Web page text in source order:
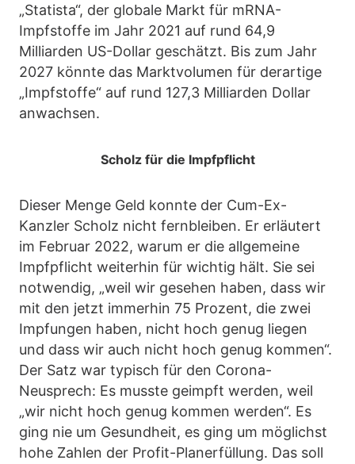
„Statista“, der globale Markt für mRNA-
Impfstoffe im Jahr 2021 auf rund 64,9
Milliarden US-Dollar geschätzt. Bis zum Jahr
2027 könnte das Marktvolumen für derartige
„Impfstoffe“ auf rund 127,3 Milliarden Dollar
anwachsen.
Scholz für die Impfpflicht
Dieser Menge Geld konnte der Cum-Ex-
Kanzler Scholz nicht fernbleiben. Er erläutert
im Februar 2022, warum er die allgemeine
Impfpflicht weiterhin für wichtig hält. Sie sei
notwendig, „weil wir gesehen haben, dass wir
mit den jetzt immerhin 75 Prozent, die zwei
Impfungen haben, nicht hoch genug liegen
und dass wir auch nicht hoch genug kommen“.
Der Satz war typisch für den Corona-
Neusprech: Es musste geimpft werden, weil
„wir nicht hoch genug kommen werden“. Es
ging nie um Gesundheit, es ging um möglichst
hohe Zahlen der Profit-Planerfüllung. Das soll